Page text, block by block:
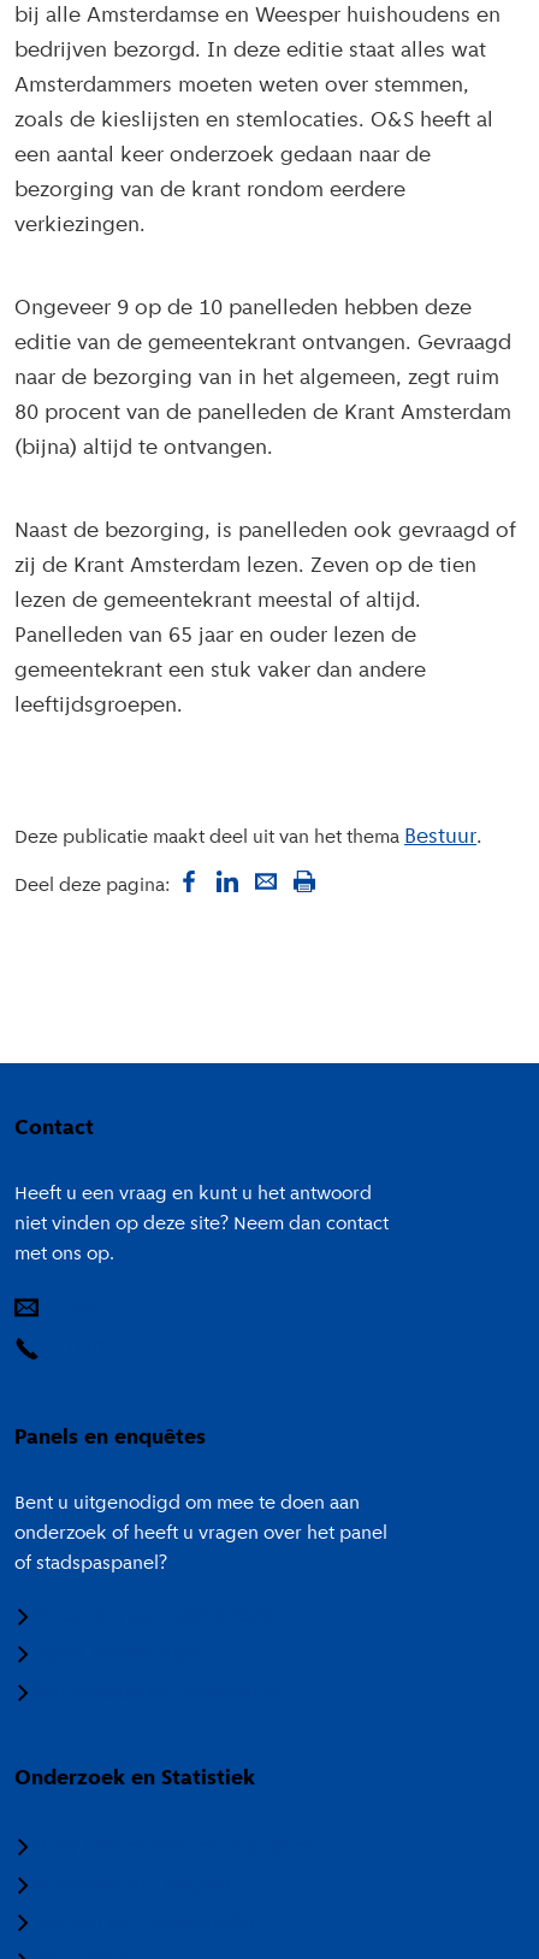
bij alle Amsterdamse en Weesper huishoudens en
bedrijven bezorgd. In deze editie staat alles wat
Amsterdammers moeten weten over stemmen,
zoals de kieslijsten en stemlocaties. O&S heeft al
een aantal keer onderzoek gedaan naar de
bezorging van de krant rondom eerdere
verkiezingen.
Ongeveer 9 op de 10 panelleden hebben deze
editie van de gemeentekrant ontvangen. Gevraagd
naar de bezorging van in het algemeen, zegt ruim
80 procent van de panelleden de Krant Amsterdam
(bijna) altijd te ontvangen.
Naast de bezorging, is panelleden ook gevraagd of
zij de Krant Amsterdam lezen. Zeven op de tien
lezen de gemeentekrant meestal of altijd.
Panelleden van 65 jaar en ouder lezen de
gemeentekrant een stuk vaker dan andere
leeftijdsgroepen.
Deze publicatie maakt deel uit van het thema Bestuur
Deel deze pagina:
Contact
Heeft u een vraag en kunt u het antwoord
niet vinden op deze site? Neem dan contact
met ons op.
Panels en enquêtes
Bent u uitgenodigd om mee te doen aan
onderzoek of heeft u vragen over het panel
of stadspaspanel?
Onderzoek en Statistiek